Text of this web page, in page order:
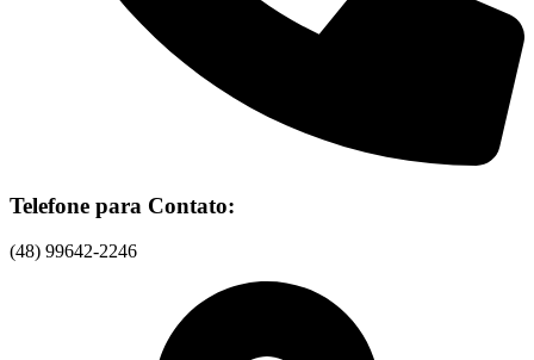
Telefone para Contato:
(48) 99642-2246